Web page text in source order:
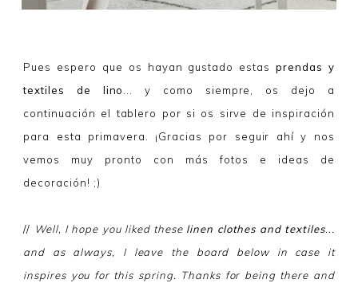
Pues espero que os hayan gustado estasprendas y
textiles de lino... y como siempre, os dejo a
continuación el tablero por si os sirve de inspiración
para esta primavera. ¡Gracias por seguir ahí y nos
vemos muy pronto con más fotos e ideas de
decoración! ;)
// Well, I hope you liked these linen clothes and textiles...
and as always, I leave the board below in case it
inspires you for this spring. Thanks for being there and